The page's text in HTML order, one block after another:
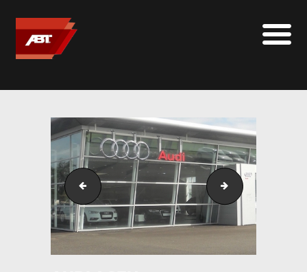
ABT SPORTSLINE FRANCE
MARQUES
LE SUR-MESURE
ABT
CONTACT
e9dab3e04ef3e39bf9be251b61aefbe8